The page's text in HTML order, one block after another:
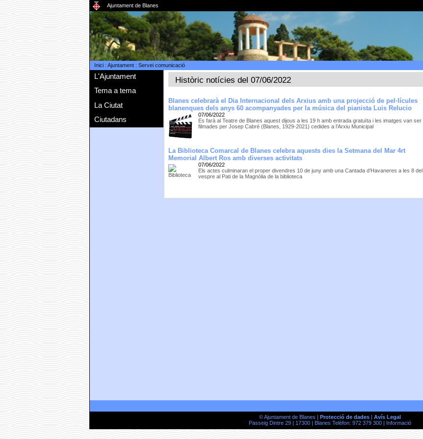
Ajuntament de Blanes
Inici: Ajuntament: Servei comunicació
L'Ajuntament
Tema a tema
La Ciutat
Ciutadans
Històric notícies del 07/06/2022
Blanes celebrarà el Dia Internacional dels Arxius amb una projecció de pel·lícules
blanenques dels anys 60 acompanyades per la música del pianista Luis Relucio
07/06/2022
Es farà al Teatre de Blanes aquest dijous a les 19 h amb entrada gratuïta i les imatges van ser
filmades per Josep Cabré (Blanes, 1929-2021) cedides a l’Arxiu Municipal
La Biblioteca Comarcal de Blanes celebra aquests dies la Setmana del Mar 4rt
Memorial Albert Ros amb diverses activitats
07/06/2022
Els actes culminaran el proper divendres 10 de juny amb una Cantada d’Havaneres a les 8 del
vespre al Pati de la Magnòlia de la biblioteca
© Ajuntament de Blanes | Protecció de dades| Avís Legal
Passeig Dintre 29 | 17300 | Blanes Telèfon: 972 379 300 |
Informació